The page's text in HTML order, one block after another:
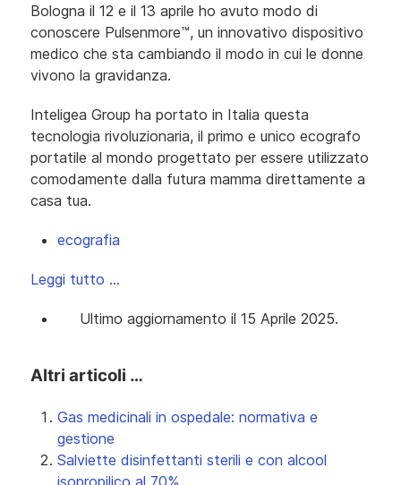
Bologna il 12 e il 13 aprile ho avuto modo di
conoscere Pulsenmore™, un innovativo dispositivo
medico che sta cambiando il modo in cui le donne
vivono la gravidanza.
Inteligea Group ha portato in Italia questa
tecnologia rivoluzionaria, il primo e unico ecografo
portatile al mondo progettato per essere utilizzato
comodamente dalla futura mamma direttamente a
casa tua.
ecografia
Leggi tutto …
Ultimo aggiornamento il 15 Aprile 2025.
Altri articoli …
Gas medicinali in ospedale: normativa e
gestione
Salviette disinfettanti sterili e con alcool